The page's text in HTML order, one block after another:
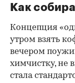
Как
Концепция
утром взять
вечером
химчистку, не
стала